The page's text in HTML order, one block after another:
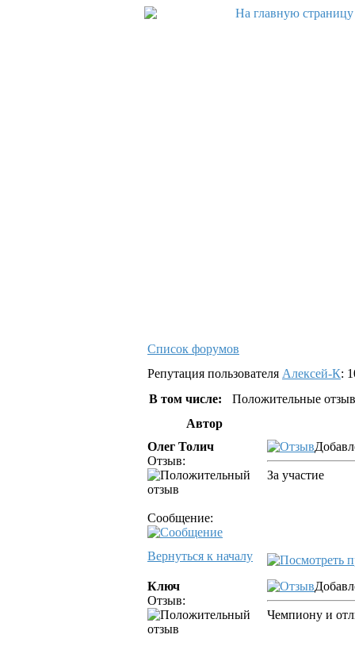
Список форумов
Репутация пользователя Алексей-К:
В том числе:
Положительные
Автор
Олег Толич
Отзыв:
Сообщение:
За участие
Вернуться к началу
Ключ
Отзыв:
Чемпиону и